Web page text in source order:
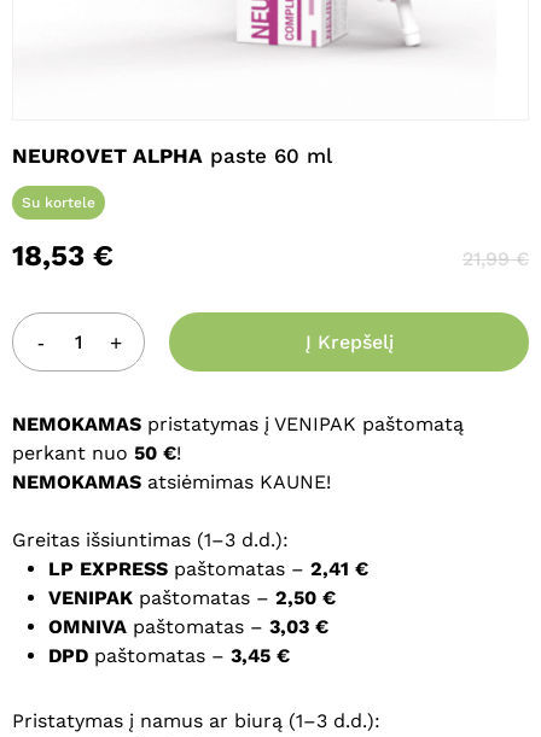
NEUROVET ALPHA paste 60 ml
Su kortele
18,53 € 21,99€
Į Krepšelį
NEMOKAMAS pristatymas į VENIPAK paštomatą
perkant nuo 50 €!
NEMOKAMAS atsiėmimas KAUNE!
Greitas išsiuntimas (1–3 d.d.):
LP EXPRESS paštomatas – 2,41 €
VENIPAK paštomatas – 2,50 €
OMNIVA paštomatas – 3,03 €
DPD paštomatas – 3,45 €
Pristatymas į namus ar biurą (1–3 d.d.):